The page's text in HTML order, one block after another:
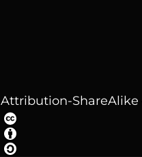
Attribution-